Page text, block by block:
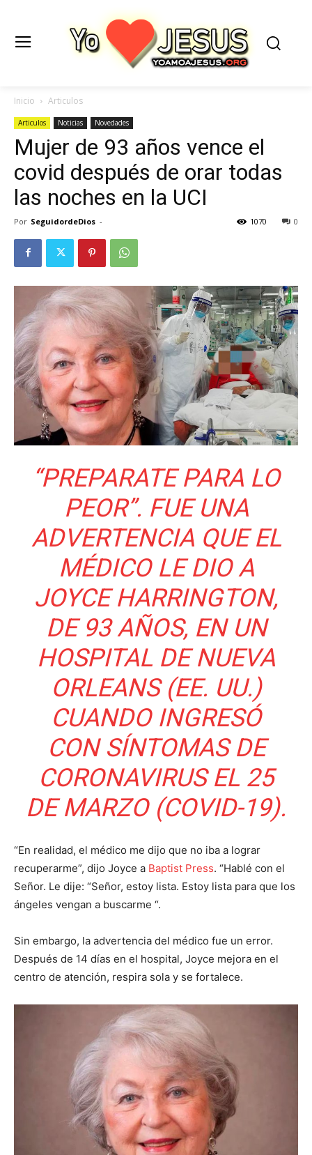
Inicio Articulos
Articulos Noticias Novedades
Mujer de 93 años vence el
covid después de orar todas
las noches en la UCI
Por SeguidordeDios - 0
1070
“PREPARATE PARA LO
PEOR”. FUE UNA
ADVERTENCIA QUE EL
MÉDICO LE DIO A
JOYCE HARRINGTON,
DE 93 AÑOS, EN UN
HOSPITAL DE NUEVA
ORLEANS (EE. UU.)
CUANDO INGRESÓ
CON SÍNTOMAS DE
CORONAVIRUS EL 25
DE MARZO (COVID-19).
“En realidad, el médico me dijo que no iba a lograr
recuperarme”, dijo Joyce a Baptist Press. “Hablé con el
Señor. Le dije: “Señor, estoy lista. Estoy lista para que los
ángeles vengan a buscarme “.
Sin embargo, la advertencia del médico fue un error.
Después de 14 días en el hospital, Joyce mejora en el
centro de atención, respira sola y se fortalece.